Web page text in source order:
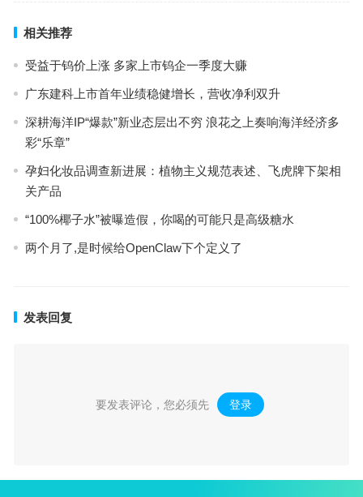
相关推荐
受益于钨价上涨 多家上市钨企一季度大赚
广东建科上市首年业绩稳健增长，营收净利双升
深耕海洋IP“爆款”新业态层出不穷 浪花之上奏响海洋经济多
彩“乐章”
孕妇化妆品调查新进展：植物主义规范表述、飞虎牌下架相
关产品
“100%椰子水”被曝造假，你喝的可能只是高级糖水
两个月了,是时候给OpenClaw下个定义了
发表回复
要发表评论，您必须先 登录 。